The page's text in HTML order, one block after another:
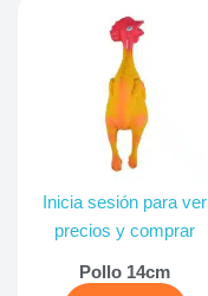
Inicia sesión para ver
precios y comprar
Pollo 14cm